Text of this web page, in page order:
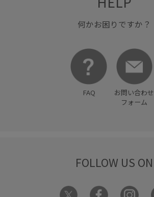
何かお困りですか？
FAQ
お問い合わせ
フォーム
FOLLOW US ON